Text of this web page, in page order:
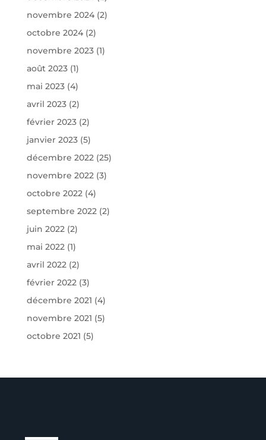
novembre 2024(2)
octobre 2024(2)
novembre 2023(1)
août 2023(1)
mai 2023(4)
avril 2023(2)
février 2023(2)
janvier 2023(5)
décembre 2022(25)
novembre 2022(3)
octobre 2022(4)
septembre 2022(2)
juin 2022(2)
mai 2022(1)
avril 2022(2)
février 2022(3)
décembre 2021 (4)
novembre 2021 (5)
octobre 2021 (5)